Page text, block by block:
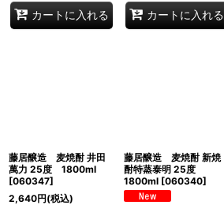
カートに入れる カートに入れる
藤居醸造 麦焼酎 井田
萬力 25度 1800ml
[060347]
2,640円(税込)
藤居醸造 麦焼酎 新焼
酎特蒸泰明 25度
1800ml [060340]